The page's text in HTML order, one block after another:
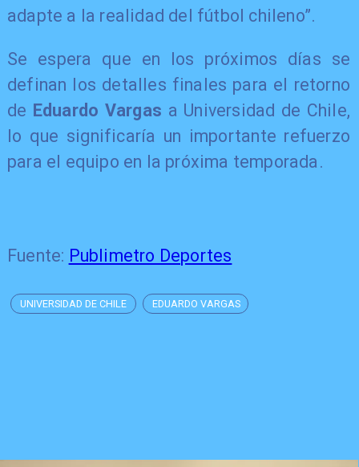
adapte a la realidad del fútbol chileno”.
Se espera que en los próximos días se
definan los detalles finales para el retorno
de Eduardo Vargas a Universidad de Chile,
lo que significaría un importante refuerzo
para el equipo en la próxima temporada.
Fuente: Publimetro Deportes
UNIVERSIDAD DE CHILE EDUARDO VARGAS